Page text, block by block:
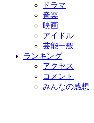
ドラマ
音楽
映画
アイドル
芸能一般
ランキング
アクセス
コメント
みんなの感想